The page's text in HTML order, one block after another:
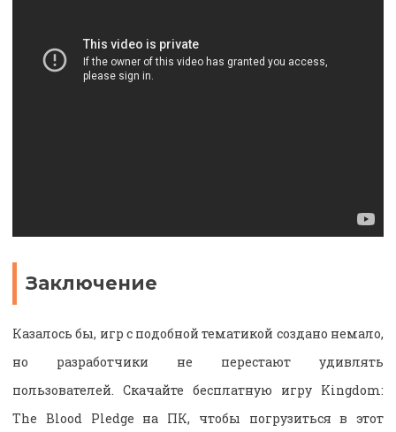
Заключение
Казалось бы, игр с подобной тематикой создано немало,
но разработчики не перестают удивлять
пользователей. Скачайте бесплатную игру Kingdom:
The Blood Pledge на ПК, чтобы погрузиться в этот